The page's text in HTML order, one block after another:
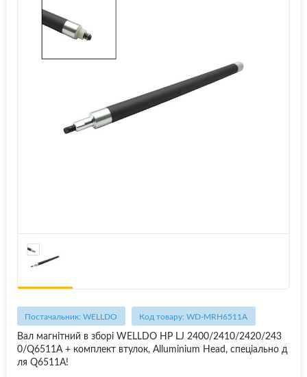
Постачальник: WELLDO Код товару: WD-MRH6511A
Вал магнітний в зборі WELLDO HP LJ 2400/2410/2420/243
0/Q6511A + комплект втулок, Alluminium Head, спеціально д
ля Q6511A!